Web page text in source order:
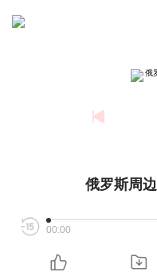
俄罗斯周
00:00